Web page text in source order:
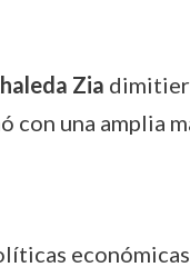
Zia
con una amplia